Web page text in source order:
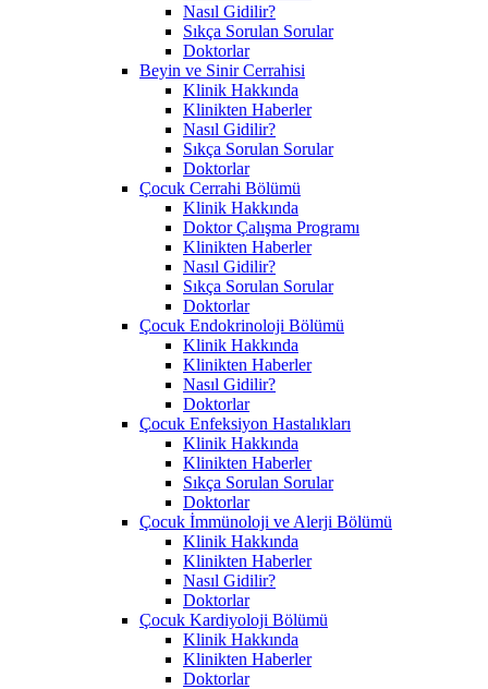
Nasıl Gidilir?
Sıkça Sorulan Sorular
Doktorlar
Beyin ve Sinir Cerrahisi
Klinik Hakkında
Klinikten Haberler
Nasıl Gidilir?
Sıkça Sorulan Sorular
Doktorlar
Çocuk Cerrahi Bölümü
Klinik Hakkında
Doktor Çalışma Programı
Klinikten Haberler
Nasıl Gidilir?
Sıkça Sorulan Sorular
Doktorlar
Çocuk Endokrinoloji Bölümü
Klinik Hakkında
Klinikten Haberler
Nasıl Gidilir?
Doktorlar
Çocuk Enfeksiyon Hastalıkları
Klinik Hakkında
Klinikten Haberler
Sıkça Sorulan Sorular
Doktorlar
Çocuk İmmünoloji ve Alerji Bölümü
Klinik Hakkında
Klinikten Haberler
Nasıl Gidilir?
Doktorlar
Çocuk Kardiyoloji Bölümü
Klinik Hakkında
Klinikten Haberler
Doktorlar